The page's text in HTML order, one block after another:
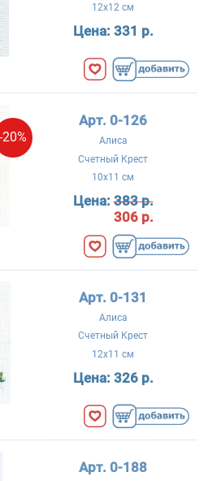
12x12 см
Цена: 331 р.
-20%
Арт. 0-126
Алиса
Счетный Крест
10x11 см
Цена:383 р.
306 р.
Арт. 0-131
Алиса
Счетный Крест
12x11 см
Цена: 326 р.
Арт. 0-188